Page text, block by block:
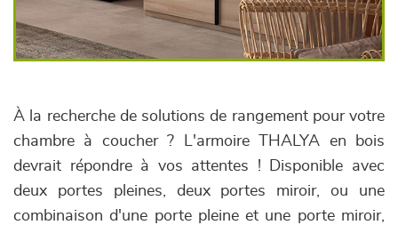
À la recherche de solutions de rangement pour votre
chambre à coucher ? L'armoire THALYA en bois
devrait répondre à vos attentes ! Disponible avec
deux portes pleines, deux portes miroir, ou une
combinaison d'une porte pleine et une porte miroir,